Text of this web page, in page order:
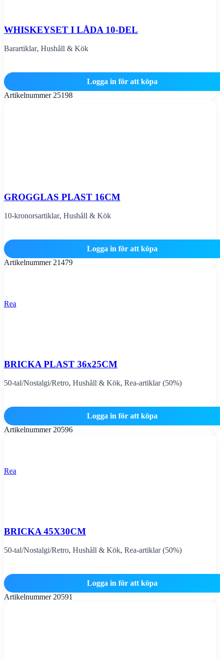
WHISKEYSET I LÅDA 10-DEL
Barartiklar, Hushåll & Kök
Logga in för att köpa
Artikelnummer 25198
GROGGLAS PLAST 16CM
10-kronorsartiklar, Hushåll & Kök
Logga in för att köpa
Artikelnummer 21479
Rea
BRICKA PLAST 36x25CM
50-tal/Nostalgi/Retro, Hushåll & Kök, Rea-artiklar (50%)
Logga in för att köpa
Artikelnummer 20596
Rea
BRICKA 45X30CM
50-tal/Nostalgi/Retro, Hushåll & Kök, Rea-artiklar (50%)
Logga in för att köpa
Artikelnummer 20591